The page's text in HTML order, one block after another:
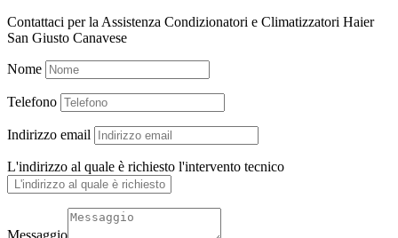
Contattaci per la Assistenza Condizionatori e Climatizzatori Haier
San Giusto Canavese
Nome
Telefono
Indirizzo email
L'indirizzo al quale è richiesto l'intervento tecnico
Messaggio